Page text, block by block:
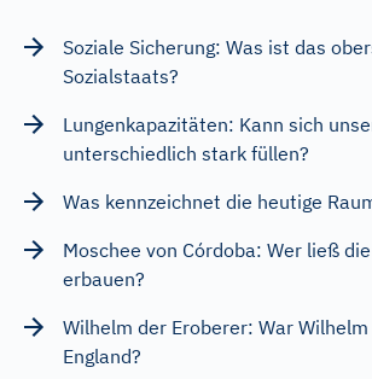
Soziale Sicherung: Was ist das
Sozialstaats?
Lungenkapazitäten: Kann sich
unterschiedlich stark füllen?
Was kennzeichnet die heutige
Moschee von Córdoba: Wer ließ
erbauen?
Wilhelm der Eroberer: War
England?